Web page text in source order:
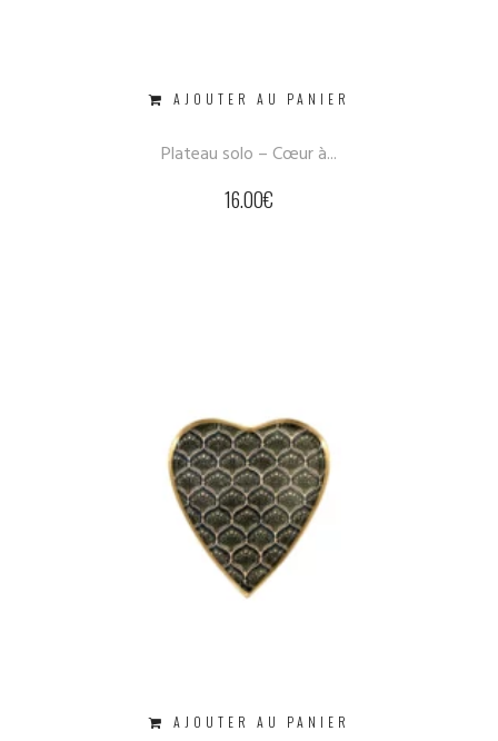
AJOUTER AU PANIER
Plateau solo – Cœur à...
16.00€
AJOUTER AU PANIER